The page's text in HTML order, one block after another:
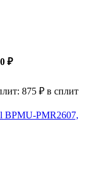
₽
875 ₽ в сплит
BPMU-PMR2607,